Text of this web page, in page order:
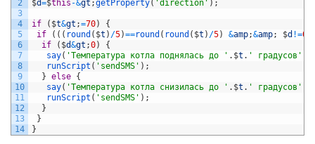
2
3
4
5
6
7
8
9
10
11
12
13
14
$d=$this -&gt ;getProperty( 'direction' ) ;
if ( $t&gt ;=70)
{
if
( ( ( round ( $t ) /5)==round ( round ( $t ) /5) &amp;&amp; $d !=0
if
( $d&gt ;0)
{
say( 'Температура котла поднялась до ' . $t . ' градусов'
runScript ( 'sendSMS' ) ;
} else {
say( 'Температура котла снизилась до ' . $t . ' градусов'
runScript ( 'sendSMS' ) ;
}
}
}